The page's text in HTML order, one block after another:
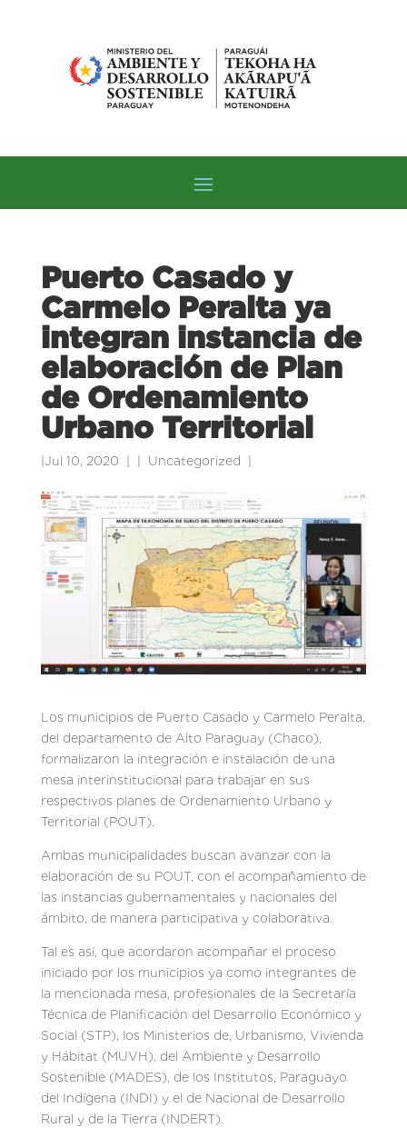
Puerto Casado y
Carmelo Peralta ya
integran instancia de
elaboración de Plan
de Ordenamiento
Urbano Territorial
Jul 10, 2020 Uncategorized
Los municipios de Puerto Casado y Carmelo Peralta,
del departamento de Alto Paraguay (Chaco),
formalizaron la integración e instalación de una
mesa interinstitucional para trabajar en sus
respectivos planes de Ordenamiento Urbano y
Territorial (POUT).
Ambas municipalidades buscan avanzar con la
elaboración de su POUT, con el acompañamiento de
las instancias gubernamentales y nacionales del
ámbito, de manera participativa y colaborativa.
Tal es así, que acordaron acompañar el proceso
iniciado por los municipios ya como integrantes de
la mencionada mesa, profesionales de la Secretaría
Técnica de Planificación del Desarrollo Económico y
Social (STP), los Ministerios de, Urbanismo, Vivienda
y Hábitat (MUVH), del Ambiente y Desarrollo
Sostenible (MADES), de los Institutos, Paraguayo
del Indígena (INDI) y el de Nacional de Desarrollo
Rural y de la Tierra (INDERT).